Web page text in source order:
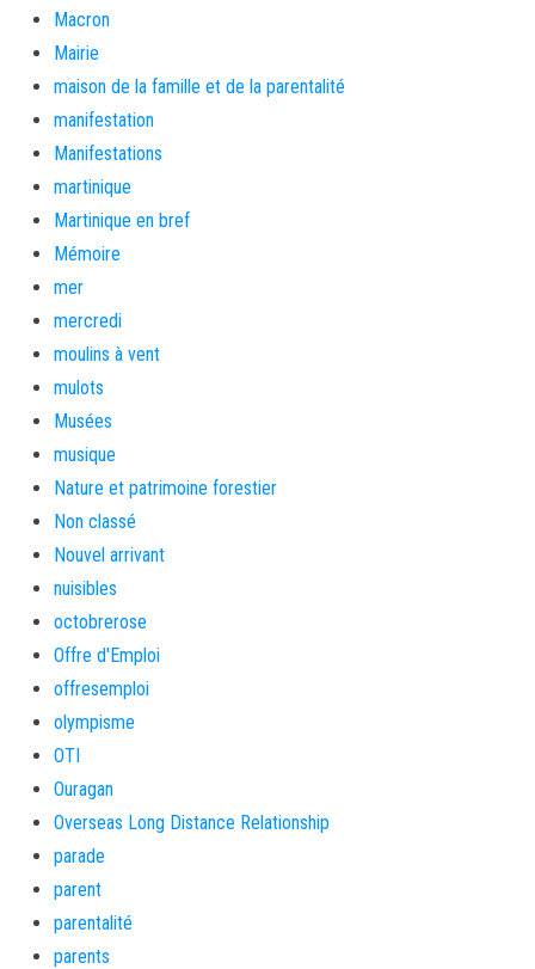
Macron
Mairie
maison de la famille et de la parentalité
manifestation
Manifestations
martinique
Martinique en bref
Mémoire
mer
mercredi
moulins à vent
mulots
Musées
musique
Nature et patrimoine forestier
Non classé
Nouvel arrivant
nuisibles
octobrerose
Offre d'Emploi
offresemploi
olympisme
OTI
Ouragan
Overseas Long Distance Relationship
parade
parent
parentalité
parents